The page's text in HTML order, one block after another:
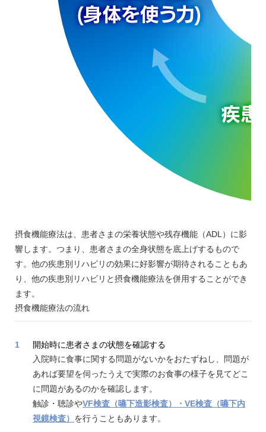
摂食機能療法は、患者さまの栄養状態や残存機能（ADL）に影
響します。つまり、患者さまの全身状態を底上げするもので
す。他の疾患別リハビリの効果に好影響が期待されることもあ
り、他の疾患別リハビリと摂食機能療法を併用することができ
ます。
摂食機能療法の流れ
1
開始時に患者さまの状態を確認する
入院時に食事に関する問題がないかをおたずねし、問題が
あれば要望を伺ったうえで実際のお食事の様子を見てどこ
に問題があるのかを確認します。
触診・聴診やVF検査（嚥下造影検査）・VE検査（嚥下内
視鏡検査） を行うこともあります。